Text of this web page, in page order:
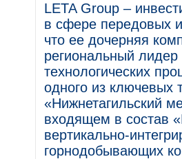
LETA Group –
в сфере передовых
что ее дочерняя
региональный
технологических
одного из ключевых
«Нижнетагильский
входящем в состав
вертикально-
горнодобывающих